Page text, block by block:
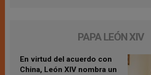
PAPA LEÓN XIV
En virtud del acuerdo con
China, León XIV nombra un